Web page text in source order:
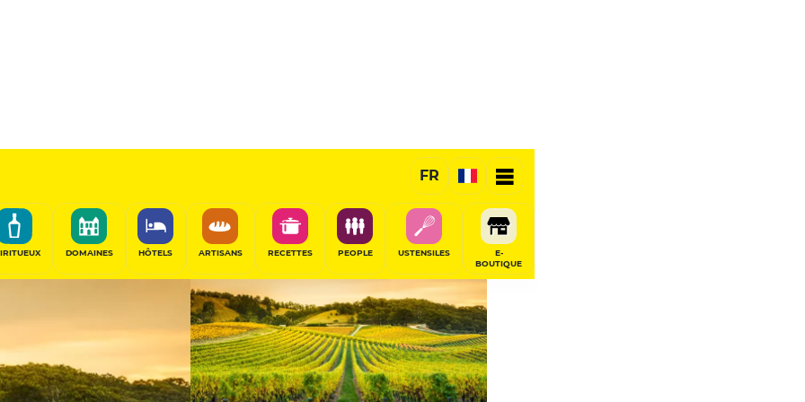
FR
DOMAINES HÔTELS ARTISANS RECETTES PEOPLE USTENSILES
E-
BOUTIQUE